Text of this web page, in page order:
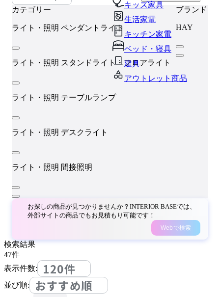
キッズ家具
生活家電
キッチン家電
ベッド・寝具
建具
アウトレット商品
カテゴリー
ライト・照明 ペンダントライト
ライト・照明 スタンドライト・フロアライト
ライト・照明 テーブルランプ
ライト・照明 デスクライト
ライト・照明 間接照明
ブランド
HAY
お探しの商品が見つかりませんか？INTERIOR BASEでは、
外部サイトの商品でもお見積もり可能です！
Webで検索
検索結果
47件
表示件数:
120件
並び順: おすすめ順